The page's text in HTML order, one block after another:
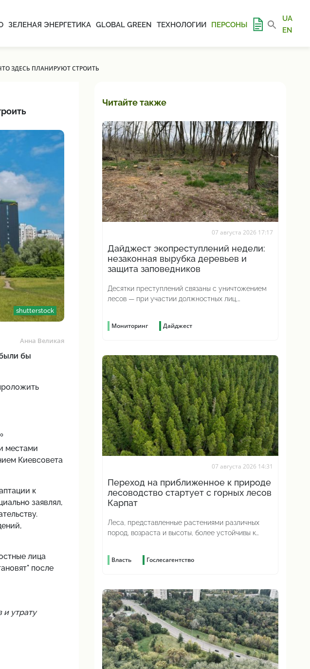
ЗЕЛЕНАЯ ЭНЕРГЕТИКА GLOBAL GREEN ТЕХНОЛОГИИ ПЕРСОНЫ
UA
EN
ЗДЕСЬ ПЛАНИРУЮТ СТРОИТЬ
shutterstock
Анна Великая
бы
местами
Киевсовета
к
заявлял,
лица
после
и утрату
Читайте также
07 августа 2026 17:17
Дайджест экопреступлений недели:
незаконная вырубка деревьев и
защита заповедников
Десятки преступлений связаны с уничтожением
лесов — при участии должностных лиц,
Мониторинг Дайджест
07 августа 2026 14:31
Переход на приближенное к природе
лесоводство стартует с горных лесов
Карпат
Леса, представленные растениями различных
пород, возраста и высоты, более устойчивы к
Власть Гослесагентство